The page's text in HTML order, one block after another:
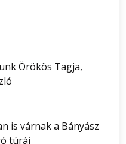
Örökös Tagja,
is várnak a Bányász
túrái